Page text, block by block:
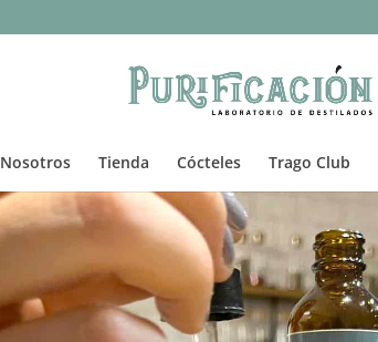
Nosotros Tienda Cócteles Trago Club